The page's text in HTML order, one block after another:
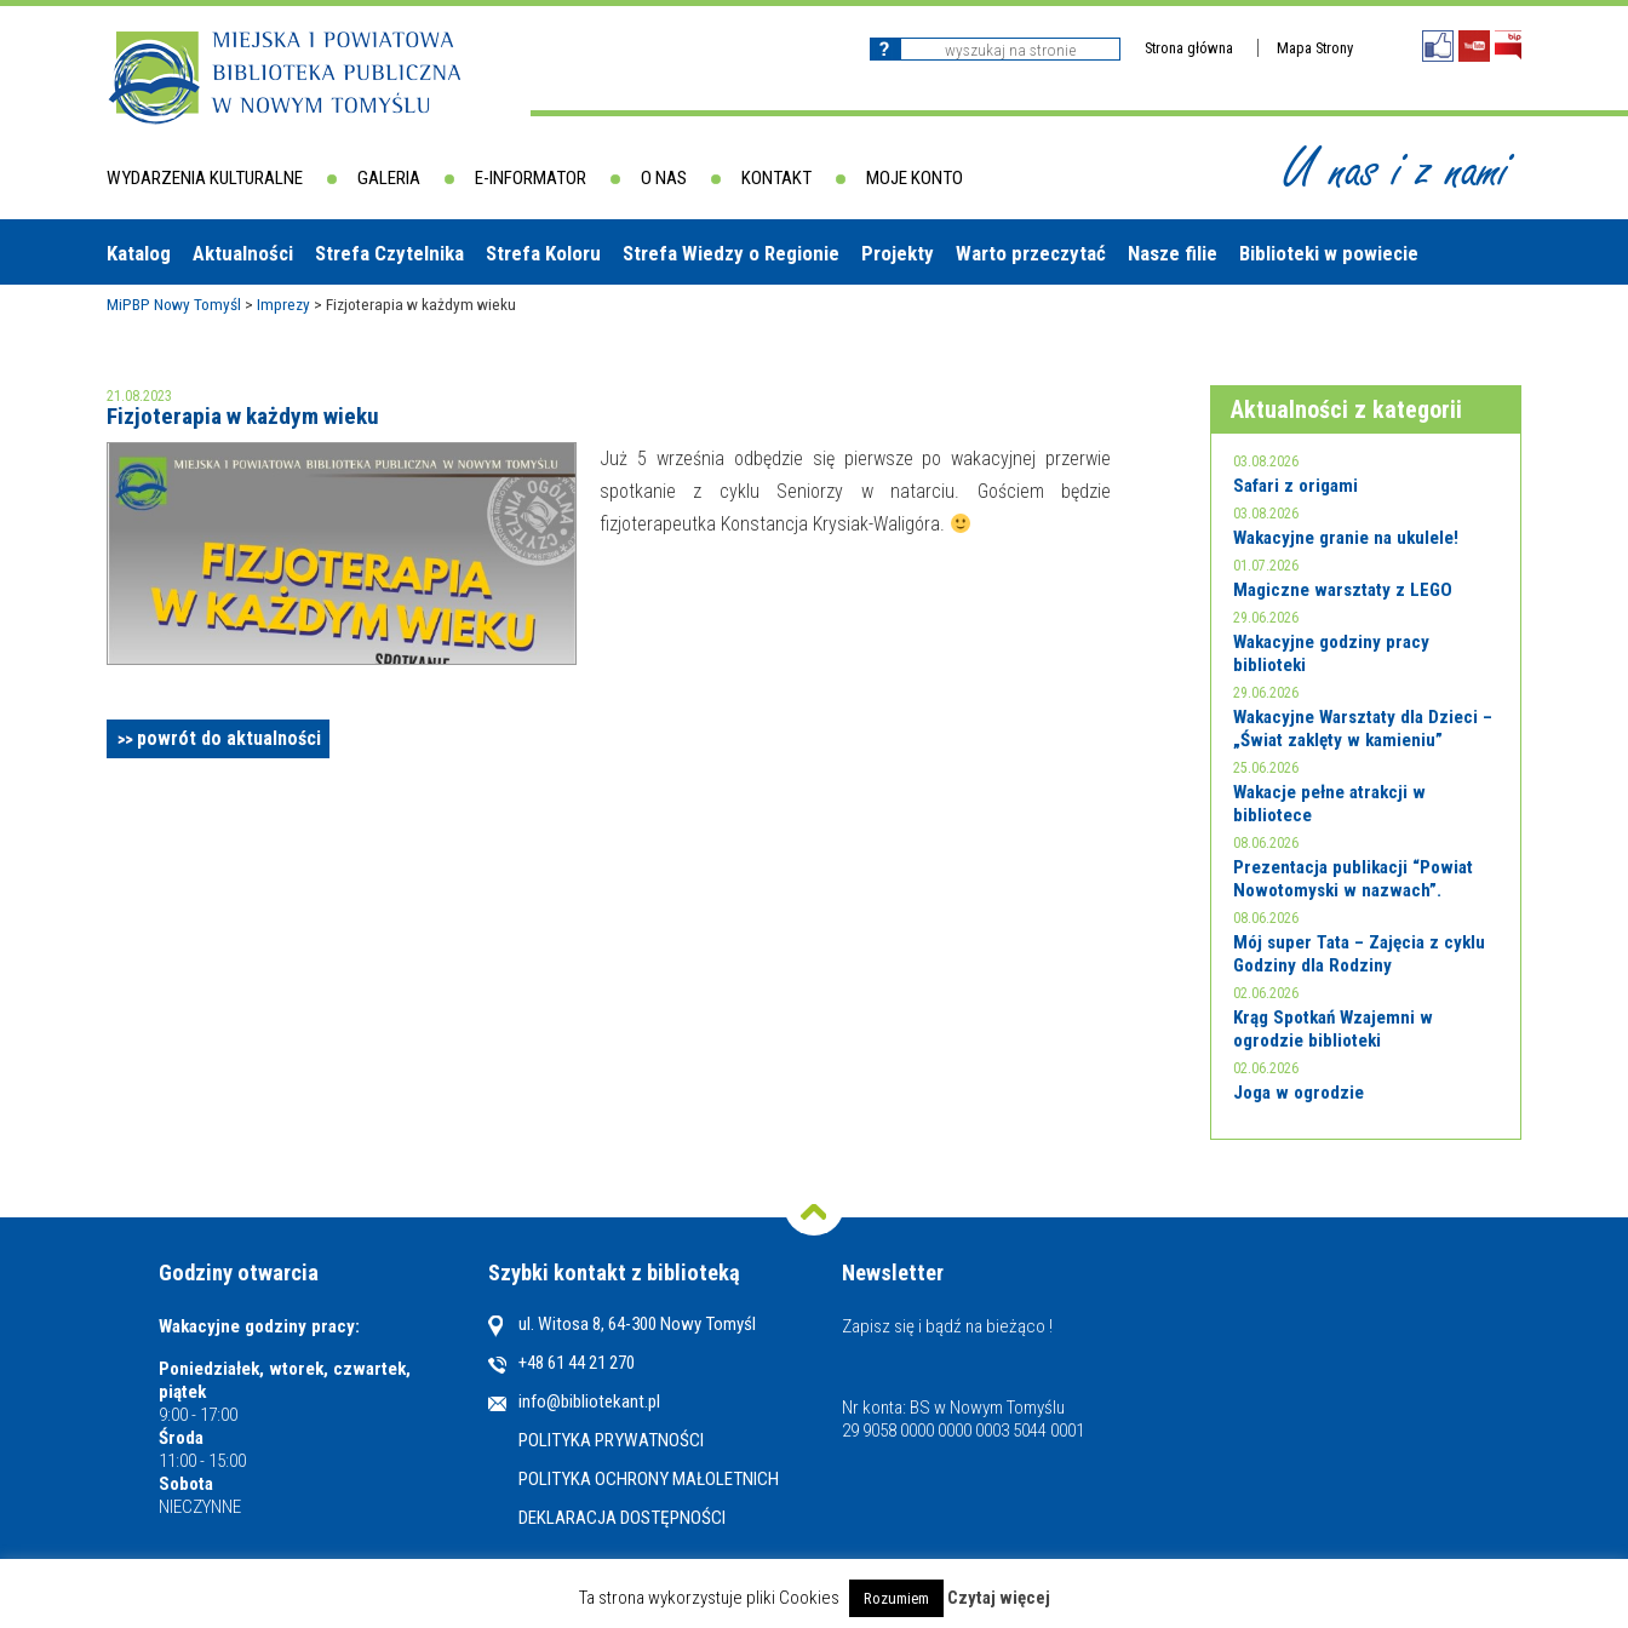
Strona główna Mapa Strony
WYDARZENIA KULTURALNE GALERIA E-INFORMATOR O NAS KONTAKT MOJE KONTO U nas i z nami
Katalog Aktualności Strefa Czytelnika Strefa Koloru Strefa Wiedzy o Regionie Projekty Warto przeczytać Nasze filie Biblioteki w powiecie
MiPBP Nowy Tomyśl > Imprezy > Fizjoterapia w każdym wieku
21.08.2023
Fizjoterapia w każdym wieku
Już 5 września odbędzie się pierwsze po wakacyjnej przerwie
spotkanie z cyklu Seniorzy w natarciu. Gościem będzie
fizjoterapeutka Konstancja Krysiak-Waligóra.
powrót do aktualności
Aktualności z kategorii
03.08.2026
Safari z origami
03.08.2026
Wakacyjne granie na ukulele!
01.07.2026
Magiczne warsztaty z LEGO
29.06.2026
Wakacyjne godziny pracy
biblioteki
29.06.2026
Wakacyjne Warsztaty dla Dzieci –
„Świat zaklęty w kamieniu”
25.06.2026
Wakacje pełne atrakcji w
bibliotece
08.06.2026
Prezentacja publikacji “Powiat
Nowotomyski w nazwach”.
08.06.2026
Mój super Tata – Zajęcia z cyklu
Godziny dla Rodziny
02.06.2026
Krąg Spotkań Wzajemni w
ogrodzie biblioteki
02.06.2026
Joga w ogrodzie
Godziny otwarcia
Wakacyjne godziny pracy:
Poniedziałek, wtorek, czwartek,
piątek
9:00 - 17:00
Środa
11:00 - 15:00
Sobota
NIECZYNNE
Szybki kontakt z biblioteką
ul. Witosa 8, 64-300 Nowy Tomyśl
+48 61 44 21 270
info@bibliotekant.pl
POLITYKA PRYWATNOŚCI
POLITYKA OCHRONY MAŁOLETNICH
DEKLARACJA DOSTĘPNOŚCI
Newsletter
Zapisz się i bądź na bieżąco !
Nr konta: BS w Nowym Tomyślu
29 9058 0000 0000 0003 5044 0001
Ta strona wykorzystuje pliki Cookies Rozumiem Czytaj więcej